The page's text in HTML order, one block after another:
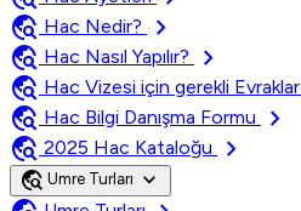
travel_explore Hac Nedir?
chevron_right
travel_explore Hac Nasıl Yapılır?
chevron_right
travel_explore Hac Vizesi için gerekli Evraklar
travel_explore Hac Bilgi Danışma Formu
chevron_right
travel_explore 2025 Hac Kataloğu chevron_right
travel_explore Umre Turları expand_more